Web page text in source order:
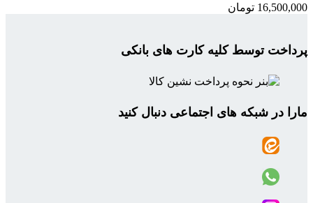
16,500,000 تومان
پرداخت توسط کلیه کارت های بانکی
مارا در شبکه های اجتماعی دنبال کنید